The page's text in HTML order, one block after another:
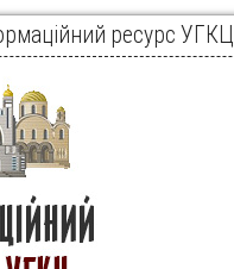
ресурс УГКЦ